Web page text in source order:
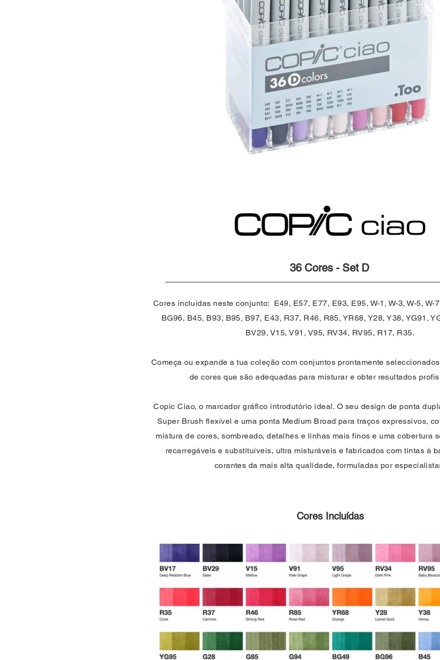
36 Cores - Set D
Cores incluídas neste conjunto: E49, E57, E77, E93, E95, W-1, W-3, W-5, W-
BG96, B45, B93, B95, B97, E43, R37, R46, R85, YR68, Y28, Y38, YG91,
BV29, V15, V91, V95, RV34, RV95, R17, R35.
Começa ou expande a tua coleção com conjuntos prontamente
de cores que são adequadas para misturar e obter resultados
Copic Ciao, o marcador gráfico introdutório ideal. O seu design de ponta
Super Brush flexível e uma ponta Medium Broad para traços expressivos,
mistura de cores, sombreado, detalhes e linhas mais finos e uma cobertura
recarregáveis e substituíveis, ultra misturáveis e fabricados com tintas à
corantes da mais alta qualidade, formuladas por
Cores Incluídas